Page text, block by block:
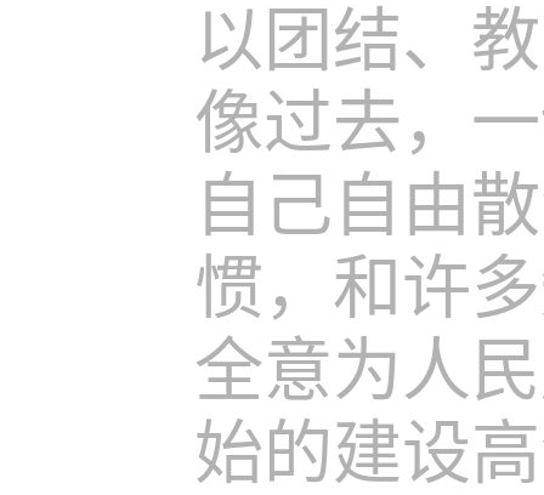
以团结、
像过去，
自己自由
惯，和许
全意为人
始的建设